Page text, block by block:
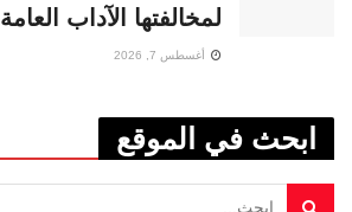
لمخالفتها الآداب العامة
أغسطس 7, 2026
ابحث في الموقع